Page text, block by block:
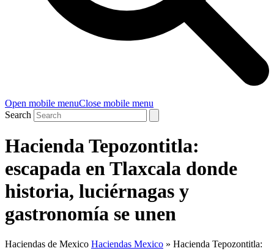
Open mobile menuClose mobile menu
Search
Hacienda Tepozontitla:
escapada en Tlaxcala donde
historia, luciérnagas y
gastronomía se unen
Haciendas de Mexico Haciendas Mexico » Hacienda Tepozontitla: